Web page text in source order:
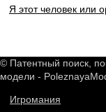
Я этот человек или
© Патентный поиск,
модели -
Игромания